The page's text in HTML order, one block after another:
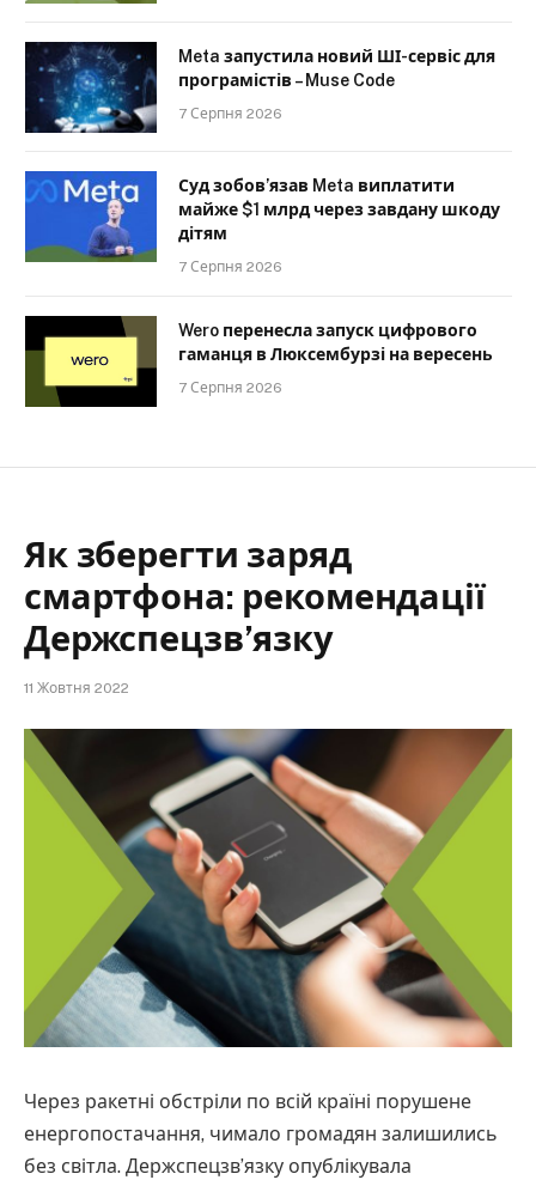
Meta запустила новий ШІ-сервіс для
програмістів – Muse Code
7 Серпня 2026
Суд зобов’язав Meta виплатити
майже $1 млрд через завдану шкоду
дітям
7 Серпня 2026
Wero перенесла запуск цифрового
гаманця в Люксембурзі на вересень
7 Серпня 2026
Як зберегти заряд
смартфона: рекомендації
Держспецзв’язку
11 Жовтня 2022
Через ракетні обстріли по всій країні порушене
енергопостачання, чимало громадян залишились
без світла. Держспецзв’язку опублікувала